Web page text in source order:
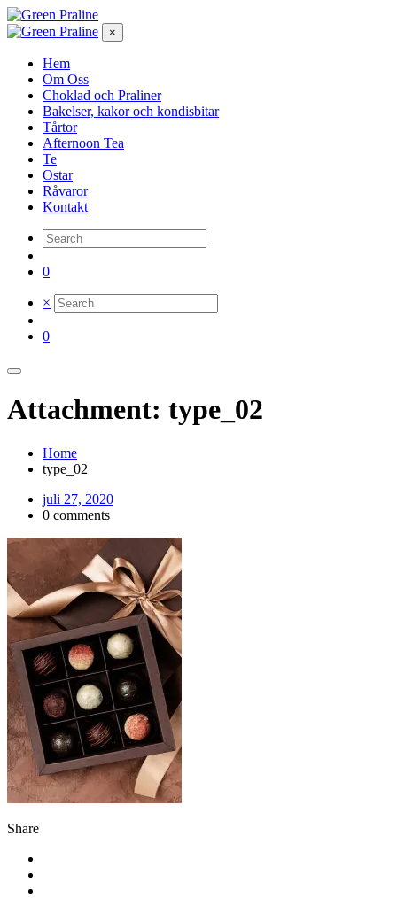
×
Hem
Om Oss
Choklad och Praliner
Bakelser, kakor och kondisbitar
Tårtor
Afternoon Tea
Te
Ostar
Råvaror
Kontakt
0
×
0
Attachment: type_02
Home
type_02
juli 27, 2020
0 comments
Share